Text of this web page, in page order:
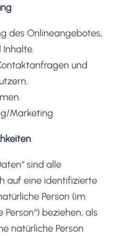
des Onlineangebotes,
Inhalte.
und
Marketing
sind alle
auf eine identifizierte
Person (im
beziehen; als
natürliche Person